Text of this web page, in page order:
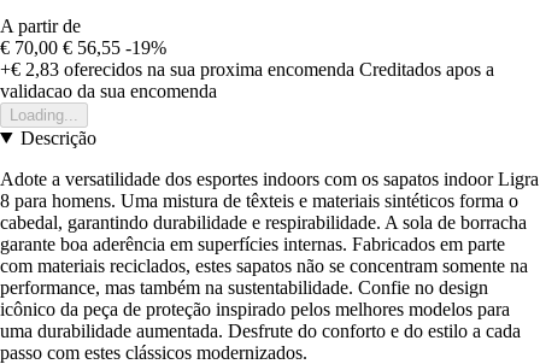
A partir de
€ 70,00 € 56,55 -19%
+€ 2,83 oferecidos na sua proxima encomenda Creditados apos a
validacao da sua encomenda
Loading...
Descrição
Adote a versatilidade dos esportes indoors com os sapatos indoor Ligra
8 para homens. Uma mistura de têxteis e materiais sintéticos forma o
cabedal, garantindo durabilidade e respirabilidade. A sola de borracha
garante boa aderência em superfícies internas. Fabricados em parte
com materiais reciclados, estes sapatos não se concentram somente na
performance, mas também na sustentabilidade. Confie no design
icônico da peça de proteção inspirado pelos melhores modelos para
uma durabilidade aumentada. Desfrute do conforto e do estilo a cada
passo com estes clássicos modernizados.